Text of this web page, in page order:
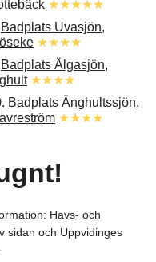
★★★★★
Badplats Uvasjön,
★★★★
Badplats Älgasjön,
★★★★
Badplats Änghultssjön,
★★★★
Havs- och
sidan och Uppvidinges